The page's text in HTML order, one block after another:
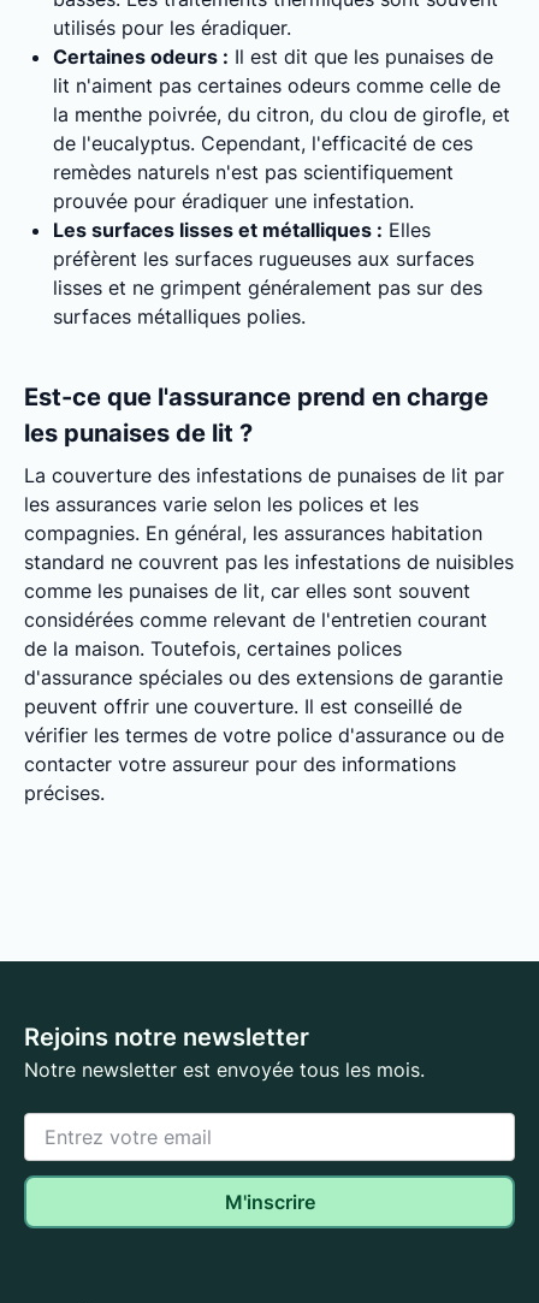
utilisés pour les éradiquer.
Certaines odeurs : Il est dit que les punaises de
lit n'aiment pas certaines odeurs comme celle de
la menthe poivrée, du citron, du clou de girofle, et
de l'eucalyptus. Cependant, l'efficacité de ces
remèdes naturels n'est pas scientifiquement
prouvée pour éradiquer une infestation.
Les surfaces lisses et métalliques : Elles
préfèrent les surfaces rugueuses aux surfaces
lisses et ne grimpent généralement pas sur des
surfaces métalliques polies.
Est-ce que l'assurance prend en charge
les punaises de lit ?
La couverture des infestations de punaises de lit par
les assurances varie selon les polices et les
compagnies. En général, les assurances habitation
standard ne couvrent pas les infestations de nuisibles
comme les punaises de lit, car elles sont souvent
considérées comme relevant de l'entretien courant
de la maison. Toutefois, certaines polices
d'assurance spéciales ou des extensions de garantie
peuvent offrir une couverture. Il est conseillé de
vérifier les termes de votre police d'assurance ou de
contacter votre assureur pour des informations
précises.
Rejoins notre newsletter
Notre newsletter est envoyée tous les mois.